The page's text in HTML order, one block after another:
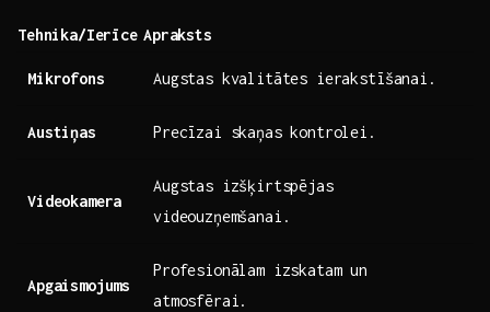
Tehnika/Ierīce Apraksts
Mikrofons Augstas kvalitātes ierakstīšanai.
Austiņas Precīzai skaņas kontrolei.
Videokamera
Augstas izšķirtspējas
‌videouzņemšanai.
Apgaismojums
Profesionālam izskatam un
atmosfērai.